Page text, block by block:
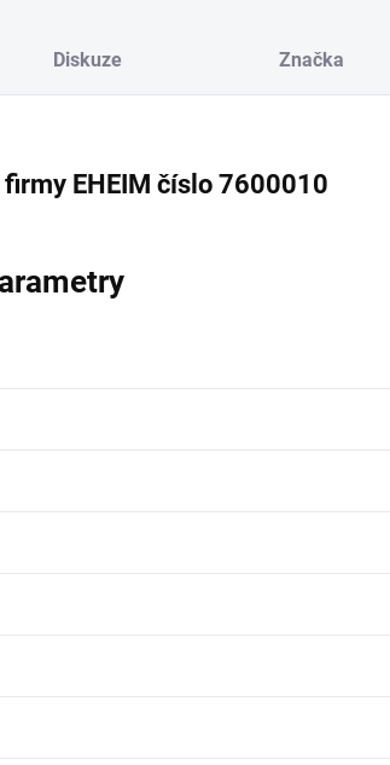
Diskuze Značka
EHEIM číslo 7600010